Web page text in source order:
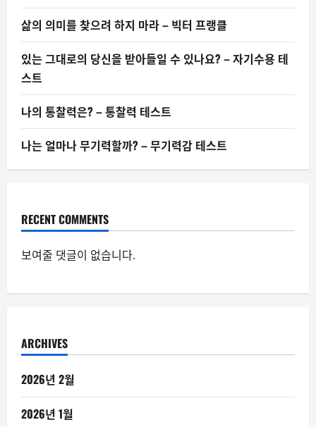
삶의 의미를 찾으려 하지 마라 – 빅터 프랭클
있는 그대로의 당신을 받아들일 수 있나요? – 자기수용 테
스트
나의 통찰력은? – 통찰력 테스트
나는 얼마나 무기력할까? – 무기력감 테스트
RECENT COMMENTS
보여줄 댓글이 없습니다.
ARCHIVES
2026년 2월
2026년 1월